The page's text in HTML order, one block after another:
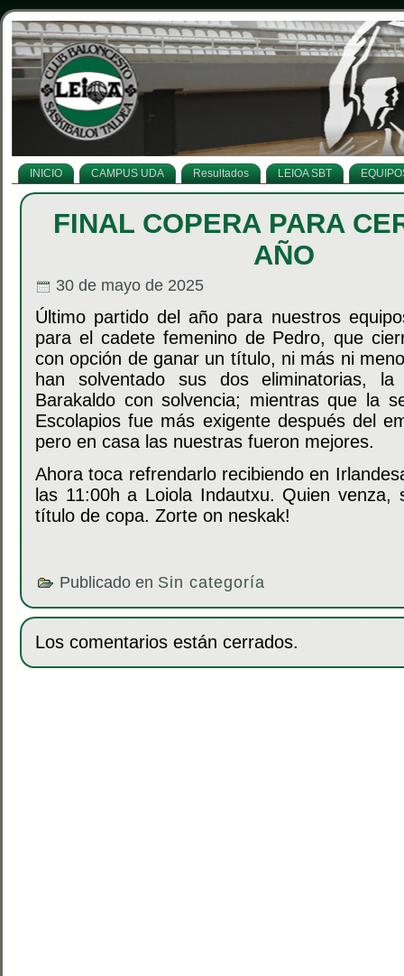
INICIO CAMPUS UDA Resultados LEIOA SBT
FINAL COPERA PARA
AÑO
30 de mayo de 2025
Último partido del año para nuestros
para el cadete femenino de Pedro, que
con opción de ganar un título, ni más ni
han solventado sus dos eliminatorias, la
Barakaldo con solvencia; mientras que la
Escolapios fue más exigente después del
pero en casa las nuestras fueron mejores.
Ahora toca refrendarlo recibiendo en
las 11:00h a Loiola Indautxu. Quien venza,
título de copa. Zorte on neskak!
Publicado en Sin categoría
Los comentarios están cerrados.